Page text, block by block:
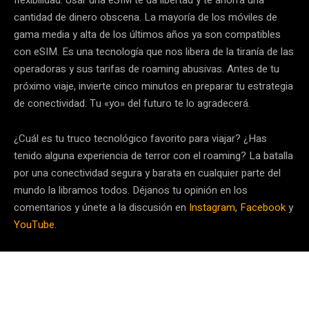
cantidad de dinero obscena. La mayoría de los móviles de
gama media y alta de los últimos años ya son compatibles
con eSIM. Es una tecnología que nos libera de la tiranía de las
operadoras y sus tarifas de roaming abusivas. Antes de tu
próximo viaje, invierte cinco minutos en preparar tu estrategia
de conectividad. Tu «yo» del futuro te lo agradecerá.
¿Cuál es tu truco tecnológico favorito para viajar? ¿Has
tenido alguna experiencia de terror con el roaming? La batalla
por una conectividad segura y barata en cualquier parte del
mundo la libramos todos. Déjanos tu opinión en los
comentarios y únete a la discusión en Instagram, Facebooky
YouTube.